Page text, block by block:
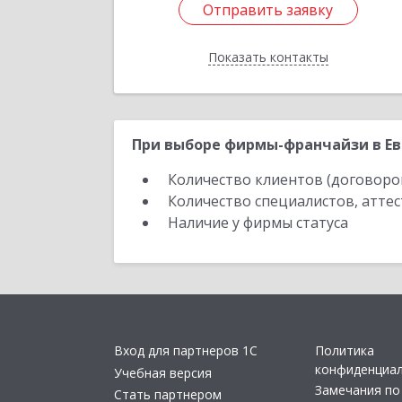
Отправить заявку
Показать контакты
Отправить заявку
Назад
При выборе фирмы-франчайзи в
Количество клиентов
Количество специалистов,
Наличие у фирмы статуса
Вход для партнеров 1С
Учебная версия
Стать партнером
Политика
Замечания по